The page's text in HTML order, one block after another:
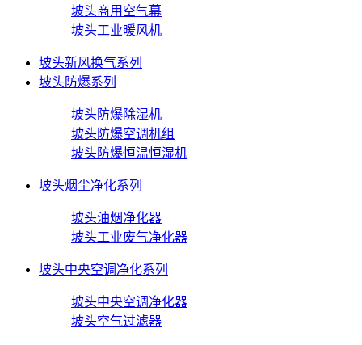
坡头商用空气幕
坡头工业暖风机
坡头新风换气系列
坡头防爆系列
坡头防爆除湿机
坡头防爆空调机组
坡头防爆恒温恒湿机
坡头烟尘净化系列
坡头油烟净化器
坡头工业废气净化器
坡头中央空调净化系列
坡头中央空调净化器
坡头空气过滤器